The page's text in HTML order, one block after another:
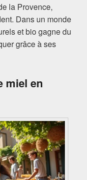
la Provence,
Dans un monde
et bio gagne du
grâce à ses
miel en